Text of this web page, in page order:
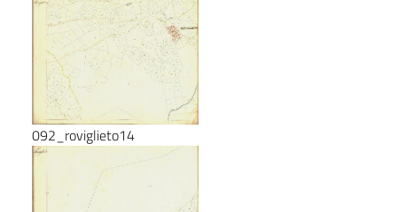
092_roviglieto14